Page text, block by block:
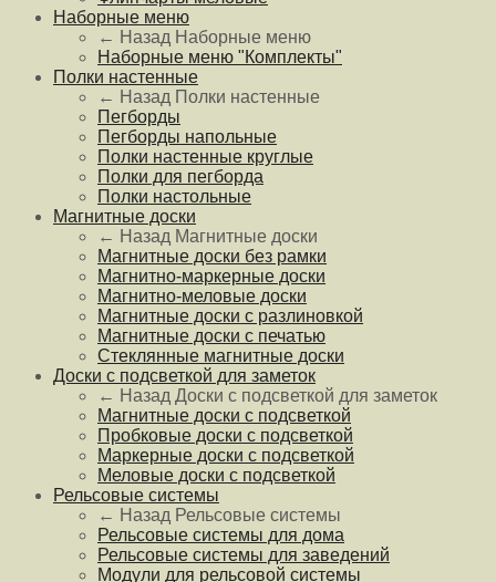
Наборные меню
← Назад Наборные меню
Наборные меню "Комплекты"
Полки настенные
← Назад Полки настенные
Пегборды
Пегборды напольные
Полки настенные круглые
Полки для пегборда
Полки настольные
Магнитные доски
← Назад Магнитные доски
Магнитные доски без рамки
Магнитно-маркерные доски
Магнитно-меловые доски
Магнитные доски с разлиновкой
Магнитные доски с печатью
Стеклянные магнитные доски
Доски с подсветкой для заметок
← Назад Доски с подсветкой для заметок
Магнитные доски с подсветкой
Пробковые доски с подсветкой
Маркерные доски с подсветкой
Меловые доски с подсветкой
Рельсовые системы
← Назад Рельсовые системы
Рельсовые системы для дома
Рельсовые системы для заведений
Модули для рельсовой системы